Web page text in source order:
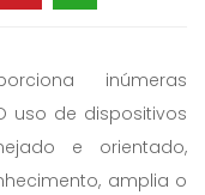
inúmeras
uso de dispositivos
e orientado,
amplia o